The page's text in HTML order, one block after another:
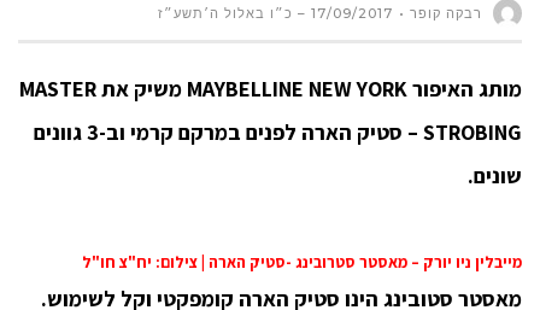
רבקה קופר 17/09/2017 – כ״ו באלול ה׳תשע״ז
מותג האיפור MAYBELLINE NEW YORK משיק את MASTER
STROBING – סטיק הארה לפנים במרקם קרמי וב-3 גוונים
שונים.
מייבלין ניו יורק – מאסטר סטרובינג -סטיק הארה | צילום: יח"צ חו"ל
מאסטר סטובינג הינו סטיק הארה קומפקטי וקל לשימוש.